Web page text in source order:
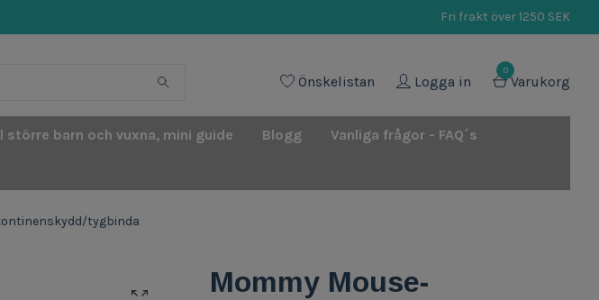
Fri frakt över 1250 SEK
Önskelistan Logga in
0
Varukorg
större barn och vuxna, mini guide Blogg Vanliga frågor - FAQ´s
tygbinda
Mommy Mouse-